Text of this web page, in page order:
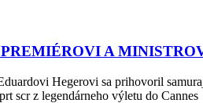
A
Hegerovi sa prihovoril
scr z legendárneho výletu do Cannes